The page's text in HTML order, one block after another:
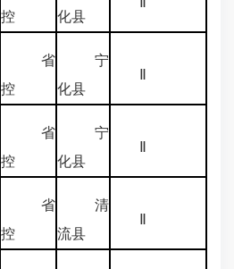
控
化县
省
控
宁
化县
省
控
宁
化县
省
控
清
流县